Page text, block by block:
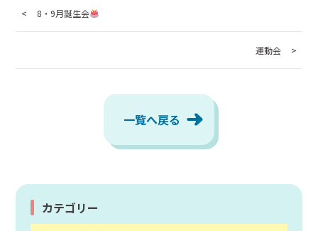
8・9月誕生会
運動会
一覧へ戻る
カテゴリー